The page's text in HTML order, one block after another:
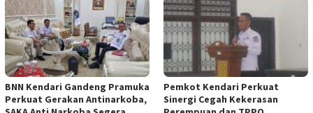
BNN Kendari Gandeng Pramuka
Perkuat Gerakan Antinarkoba,
Pemkot Kendari Perkuat
Sinergi Cegah Kekerasan